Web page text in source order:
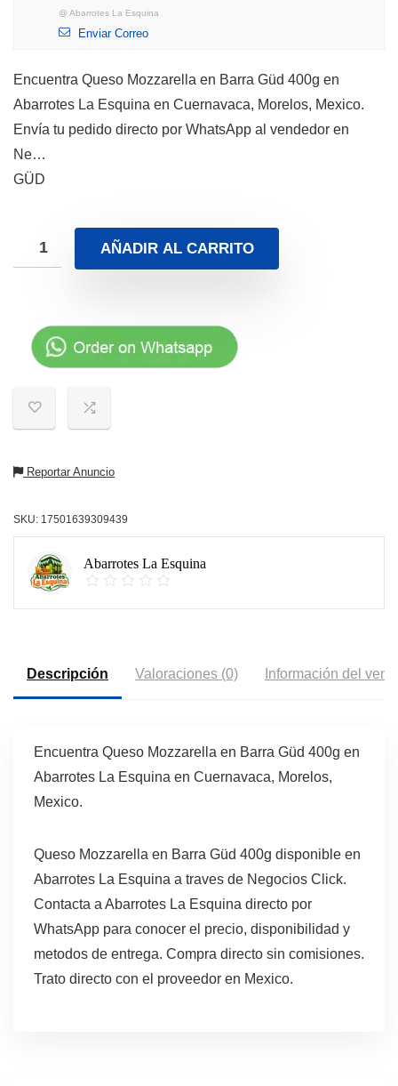
@ Abarrotes La Esquina
Enviar Correo
Encuentra Queso Mozzarella en Barra Güd 400g en
Abarrotes La Esquina en Cuernavaca, Morelos, Mexico.
Envía tu pedido directo por WhatsApp al vendedor en
Ne…
GÜD
AÑADIR AL CARRITO
Reportar Anuncio
SKU: 17501639309439
Abarrotes La Esquina
Descripción Valoraciones (0) Información del
Encuentra Queso Mozzarella en Barra Güd 400g en
Abarrotes La Esquina en Cuernavaca, Morelos,
Mexico.
Queso Mozzarella en Barra Güd 400g disponible en
Abarrotes La Esquina a traves de Negocios Click.
Contacta a Abarrotes La Esquina directo por
WhatsApp para conocer el precio, disponibilidad y
metodos de entrega. Compra directo sin comisiones.
Trato directo con el proveedor en Mexico.